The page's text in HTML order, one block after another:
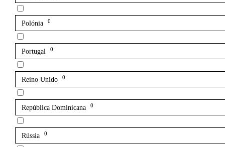
Polónia 0
Portugal 0
Reino Unido 0
República Dominicana 0
Rússia 0